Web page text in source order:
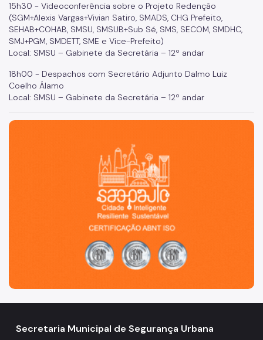
15h30 - Videoconferência sobre o Projeto Redenção
(SGM+Alexis Vargas+Vivian Satiro, SMADS, CHG Prefeito,
SEHAB+COHAB, SMSU, SMSUB+Sub Sé, SMS, SECOM, SMDHC,
SMJ+PGM, SMDETT, SME e Vice-Prefeito)
Local: SMSU – Gabinete da Secretária – 12º andar
18h00 - Despachos com Secretário Adjunto Dalmo Luiz
Coelho Álamo
Local: SMSU – Gabinete da Secretária – 12º andar
São Paulo, cidade inteligente, resiliente e sustentável
Secretaria Municipal de Segurança Urbana